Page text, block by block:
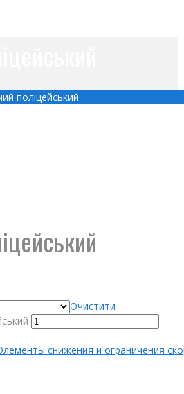
поліцейський
Очистити
снижения и ограничения